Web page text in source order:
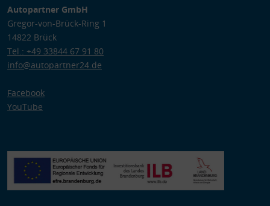
Autopartner GmbH
Gregor-von-Brück-Ring 1
14822 Brück
Tel.: +49 33844 67 91 80
info@autopartner24.de
Facebook
YouTube